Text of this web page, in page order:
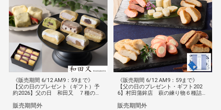
《販売期間 6/12 AM9：59まで》
【父の日のプレゼント（ギフト）予
約2026】父の日 和田又 ７種の手
日カード付・送料無料]
販売期間外
《販売期間 6/12 AM9：59まで》
【父の日のプレゼント・ギフト202
6】村田蒲鉾店 萩の練り物６種詰め
販売期間外